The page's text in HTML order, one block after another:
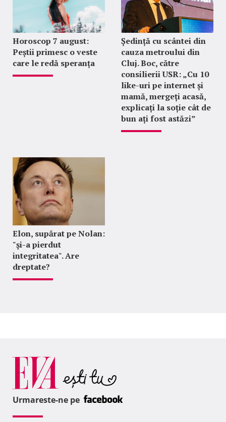
Horoscop 7 august:
Peștii primesc o veste
care le redă speranța
Ședință cu scântei din
cauza metroului din
Cluj. Boc, către
consilierii USR: „Cu 10
like-uri pe internet și
mamă, mergeți acasă,
explicați la soție cât de
bun ați fost astăzi”
Elon, supărat pe Nolan:
"şi-a pierdut
integritatea". Are
dreptate?
Urmareste-ne pe